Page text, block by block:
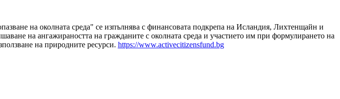
на околната среда" се изпълнява с финансовата подкрепа на Исландия, Лихтенщайн и
на ангажираността на гражданите с околната среда и участието им при формулирането на
на природните ресурси. https://www.activecitizensfund.bg